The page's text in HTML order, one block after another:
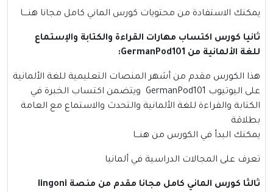
يمكنك الاستفادة من محتويات كورس الماني كامل مجانا هنــــا
ثانيا كورس اكتساب مهارات القراءة والكتابة والإستماع
للغة الألمانية من GermanPod101:
هذا الكورس مقدم من أشهر المنصات التعليمية للغة الألمانية
على اليوتيوب GermanPod101 ويتضمن اكتساب الخبرة في
الكتابة والقراءة للغة الألمانية والتحدث والاستماع مع العامة
بطلاقة
يمكنك البدأ في الكورس من هنـــا
تعرف على المجالات الدراسية في ألمانيا
ثالثا كورس الماني كامل مجانا مقدم من منصة lingoni